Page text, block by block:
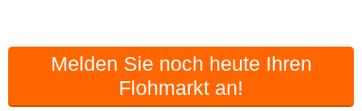
Flohmarkt-Termin melden
Melden Sie noch heute Ihren
Flohmarkt an!